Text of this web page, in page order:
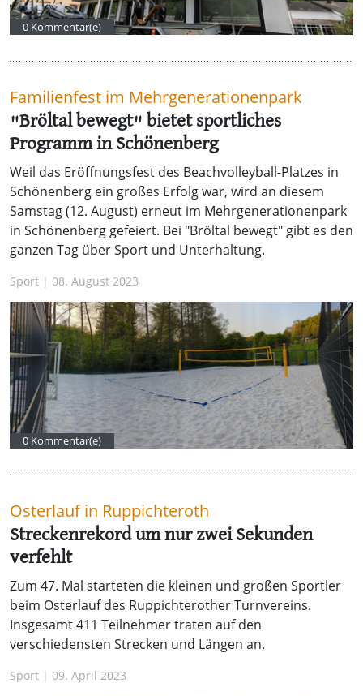
0 Kommentar(e)
Familienfest im Mehrgenerationenpark
"Bröltal bewegt" bietet sportliches
Programm in Schönenberg
Weil das Eröffnungsfest des Beachvolleyball-Platzes in
Schönenberg ein großes Erfolg war, wird an diesem
Samstag (12. August) erneut im Mehrgenerationenpark
in Schönenberg gefeiert. Bei "Bröltal bewegt" gibt es den
ganzen Tag über Sport und Unterhaltung.
Sport | 08. August 2023
0 Kommentar(e)
Osterlauf in Ruppichteroth
Streckenrekord um nur zwei Sekunden
verfehlt
Zum 47. Mal starteten die kleinen und großen Sportler
beim Osterlauf des Ruppichterother Turnvereins.
Insgesamt 411 Teilnehmer traten auf den
verschiedensten Strecken und Längen an.
Sport | 09. April 2023